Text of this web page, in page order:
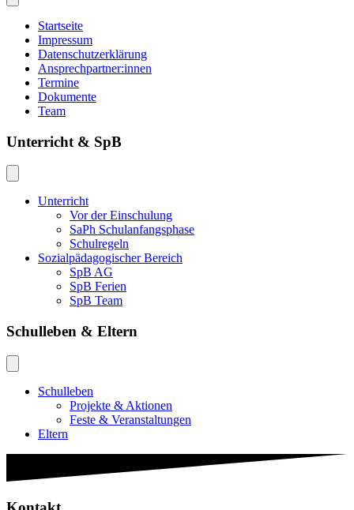
Startseite
Impressum
Datenschutzerklärung
Ansprechpartner:innen
Termine
Dokumente
Team
Unterricht & SpB
Unterricht
Vor der Einschulung
SaPh Schulanfangsphase
Schulregeln
Sozialpädagogischer Bereich
SpB AG
SpB Ferien
SpB Team
Schulleben & Eltern
Schulleben
Projekte & Aktionen
Feste & Veranstaltungen
Eltern